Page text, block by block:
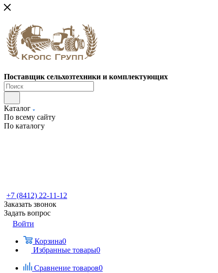
Поставщик сельхозтехники и комплектующих
Каталог
По всему сайту
По каталогу
+7 (8412) 22-11-12
Заказать звонок
Задать вопрос
Войти
Корзина0
Избранные товары0
Сравнение товаров0